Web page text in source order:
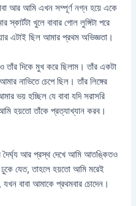
আর আমি এখন সম্পূর্ণ নগ্ন হয়ে একে
খুলে বাবার গোল লুঙ্গিটা পরে
এটাই ছিল আমার প্রথম অভিজ্ঞতা।
তাঁর দিকে মুখ করে ছিলাম। তাঁর একটা
নাভিতে চেপে ছিল। তাঁর লিঙ্গের
ভয় হচ্ছিল যে বাবা যদি সরাসরি
হয়তো তাঁকে প্রত্যাখ্যান করব।
দৈর্ঘ্য আর প্রস্থ দেখে আমি আতঙ্কিতও
যেত, তাহলে হয়তো আমি মরেই
বাবা আমাকে প্রথমবার চোদেন।